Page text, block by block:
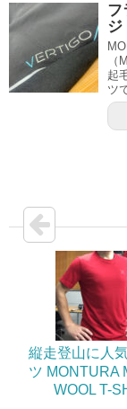
フ
ジ
起
ツ
縦走登山に人
ツ MONTURA
WOOL T-